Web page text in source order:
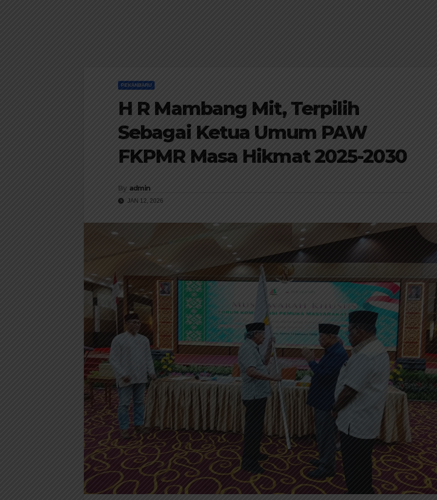
PEKANBARU
H R Mambang Mit, Terpilih
Sebagai Ketua Umum PAW
FKPMR Masa Hikmat 2025-2030
By admin
JAN 12, 2026